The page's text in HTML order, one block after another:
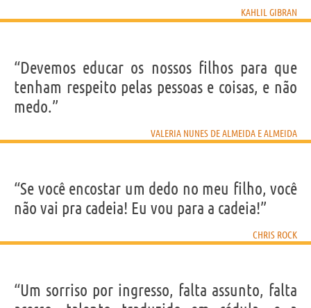
KAHLIL GIBRAN
“Devemos educar os nossos filhos para que
tenham respeito pelas pessoas e coisas, e não
medo.”
VALERIA NUNES DE ALMEIDA E ALMEIDA
“Se você encostar um dedo no meu filho, você
não vai pra cadeia! Eu vou para a cadeia!”
CHRIS ROCK
“Um sorriso por ingresso, falta assunto, falta